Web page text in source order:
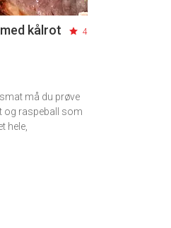
kålrot
4
må du prøve
og raspeball som
hele,